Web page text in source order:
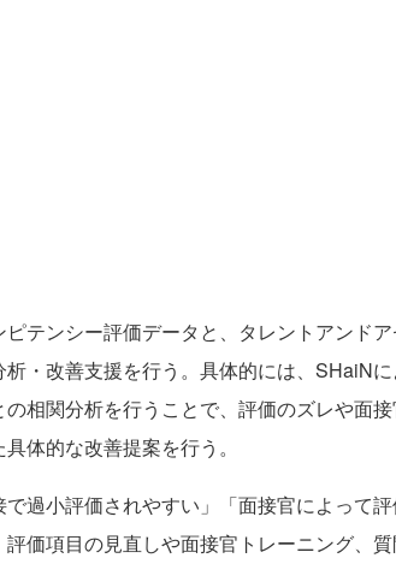
テンシー評価データと、タレントアンド
・改善支援を行う。具体的には、SHaiN
相関分析を行うことで、評価のズレや面
体的な改善提案を行う。
過小評価されやすい」「面接官によって
価項目の見直しや面接官トレーニング、